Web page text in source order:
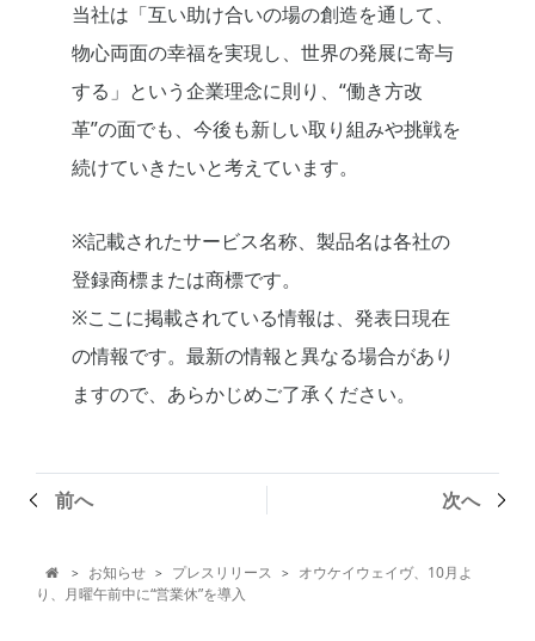
当社は「互い助け合いの場の創造を通して、
物心両面の幸福を実現し、世界の発展に寄与
する」という企業理念に則り、“働き方改
革”の面でも、今後も新しい取り組みや挑戦を
続けていきたいと考えています。
※記載されたサービス名称、製品名は各社の
登録商標または商標です。
※ここに掲載されている情報は、発表日現在
の情報です。最新の情報と異なる場合があり
ますので、あらかじめご了承ください。
前へ 次へ
 > お知らせ > プレスリリース >
オウケイウェイヴ、10月よ
り、月曜午前中に“営業休”を導入